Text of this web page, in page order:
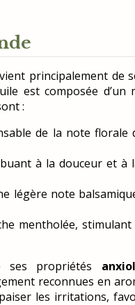
principalement de
est composée d’un
:
de la note florale
à la douceur et à
légère note
mentholée,
ses propriétés
reconnues en
les irritations,